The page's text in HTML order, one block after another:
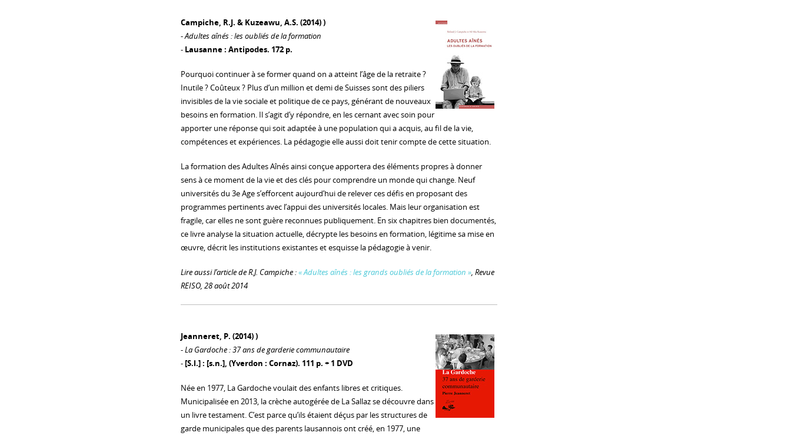
Campiche, R.J. & Kuzeawu, A.S. (2014) )
-Adultes aînés : les oubliés de la formation
- Lausanne : Antipodes. 172 p.
Pourquoi continuer à se former quand on a atteint l’âge de la retraite ?
Inutile ? Coûteux ? Plus d’un million et demi de Suisses sont des piliers
invisibles de la vie sociale et politique de ce pays, générant de nouveaux
besoins en formation. Il s’agit d’y répondre, en les cernant avec soin pour
apporter une réponse qui soit adaptée à une population qui a acquis, au fil de la vie,
compétences et expériences. La pédagogie elle aussi doit tenir compte de cette situation.
La formation des Adultes Aînés ainsi conçue apportera des éléments propres à donner
sens à ce moment de la vie et des clés pour comprendre un monde qui change. Neuf
universités du 3e Age s’efforcent aujourd’hui de relever ces défis en proposant des
programmes pertinents avec l’appui des universités locales. Mais leur organisation est
fragile, car elles ne sont guère reconnues publiquement. En six chapitres bien documentés,
ce livre analyse la situation actuelle, décrypte les besoins en formation, légitime sa mise en
œuvre, décrit les institutions existantes et esquisse la pédagogie à venir.
Lire aussi l’article de R.J. Campiche :« Adultes aînés : les grands oubliés de la formation », Revue
REISO, 28 août 2014
Jeanneret, P. (2014) )
-La Gardoche : 37 ans de garderie communautaire
-[S.l.] : [s.n.], (Yverdon : Cornaz). 111 p. + 1 DVD
Née en 1977, La Gardoche voulait des enfants libres et critiques.
Municipalisée en 2013, la crèche autogérée de La Sallaz se découvre dans
un livre testament. C’est parce qu’ils étaient déçus par les structures de
garde municipales que des parents lausannois ont créé, en 1977, une